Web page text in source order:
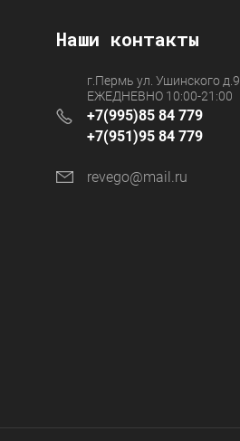
Наши контакты
г.Пермь ул. Ушинского д.9
ЕЖЕДНЕВНО 10:00-21:00
+7(995)85 84 779
+7(951)95 84 779
revego@mail.ru